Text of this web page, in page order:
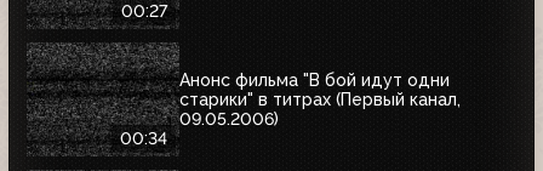
00:27
00:34
Анонс фильма "В бой идут одни
старики" в титрах (Первый канал,
09.05.2006)